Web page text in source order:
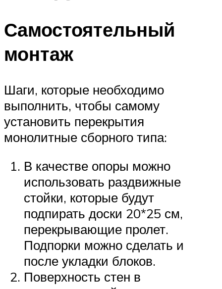
Самостоятельный
монтаж
Шаги, которые необходимо
выполнить, чтобы самому
установить перекрытия
монолитные сборного типа:
В качестве опоры можно
использовать раздвижные
стойки, которые будут
подпирать доски 20*25 см,
перекрывающие пролет.
Подпорки можно сделать и
после укладки блоков.
Поверхность стен в